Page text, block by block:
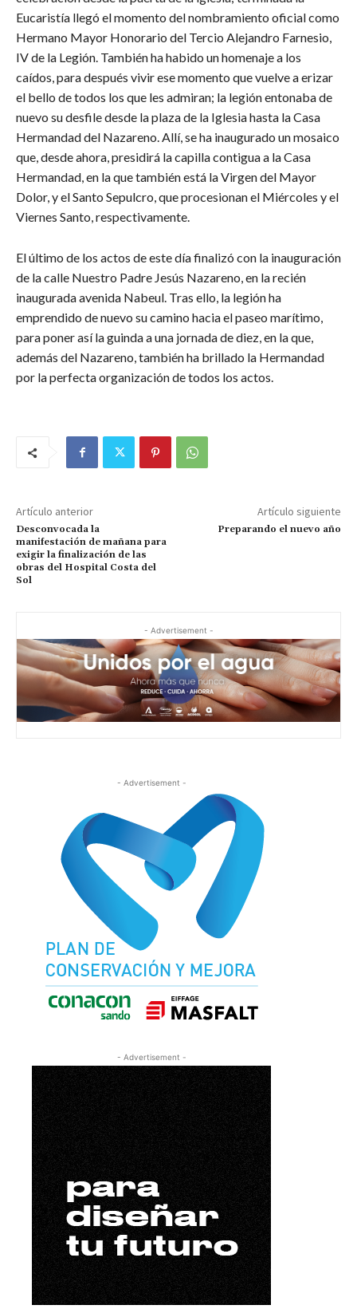
Eucaristía llegó el momento del nombramiento oficial como
Hermano Mayor Honorario del Tercio Alejandro Farnesio,
IV de la Legión. También ha habido un homenaje a los
caídos, para después vivir ese momento que vuelve a erizar
el bello de todos los que les admiran; la legión entonaba de
nuevo su desfile desde la plaza de la Iglesia hasta la Casa
Hermandad del Nazareno. Allí, se ha inaugurado un mosaico
que, desde ahora, presidirá la capilla contigua a la Casa
Hermandad, en la que también está la Virgen del Mayor
Dolor, y el Santo Sepulcro, que procesionan el Miércoles y el
Viernes Santo, respectivamente.
El último de los actos de este día finalizó con la inauguración
de la calle Nuestro Padre Jesús Nazareno, en la recién
inaugurada avenida Nabeul. Tras ello, la legión ha
emprendido de nuevo su camino hacia el paseo marítimo,
para poner así la guinda a una jornada de diez, en la que,
además del Nazareno, también ha brillado la Hermandad
por la perfecta organización de todos los actos.
Artículo anterior
Desconvocada la
manifestación de mañana para
exigir la finalización de las
obras del Hospital Costa del
Sol
Artículo siguiente
Preparando el nuevo año
- Advertisement -
- Advertisement -
- Advertisement -